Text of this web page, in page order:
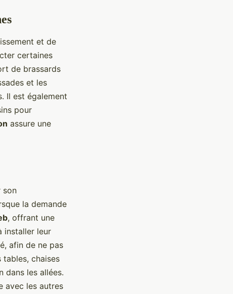
et de
certaines
de brassards
et les
Il est également
pour
assure une
son
la demande
, offrant une
installer leur
afin de ne pas
tables, chaises
dans les allées.
avec les autres